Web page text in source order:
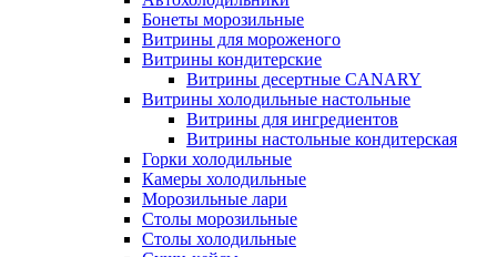
Бонеты морозильные
Витрины для мороженого
Витрины кондитерские
Витрины десертные CANARY
Витрины холодильные настольные
Витрины для ингредиентов
Витрины настольные кондитерская
Горки холодильные
Камеры холодильные
Морозильные лари
Столы морозильные
Столы холодильные